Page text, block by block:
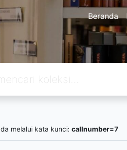
Beranda
melalui kata kunci: callnumber=7